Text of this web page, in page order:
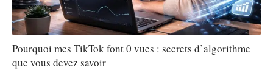
Pourquoi mes TikTok font 0 vues : secrets d’algorithme
que vous devez savoir